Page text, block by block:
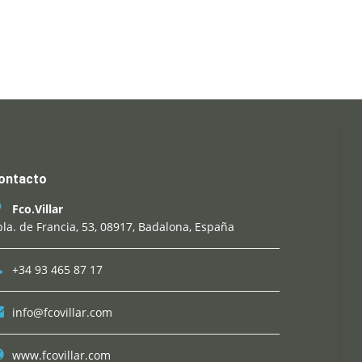
Fco.Villar
de Francia, 53, 08917, Badalona, España
+34 93 465 87 17
info@fcovillar.com
www.fcovillar.com